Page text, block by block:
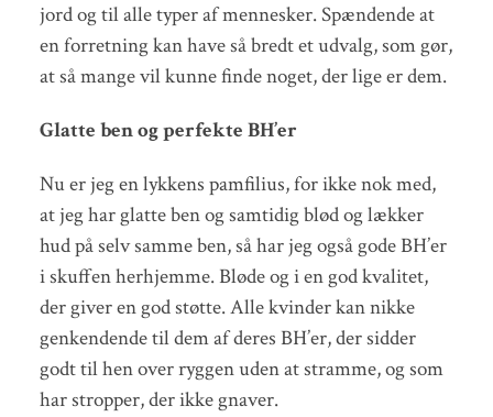
jord og til alle typer af mennesker. Spændende at
en forretning kan have så bredt et udvalg, som gør,
at så mange vil kunne finde noget, der lige er dem.
Glatte ben og perfekte BH’er
Nu er jeg en lykkens pamfilius, for ikke nok med,
at jeg har glatte ben og samtidig blød og lækker
hud på selv samme ben, så har jeg også gode BH’er
i skuffen herhjemme. Bløde og i en god kvalitet,
der giver en god støtte. Alle kvinder kan nikke
genkendende til dem af deres BH’er, der sidder
godt til hen over ryggen uden at stramme, og som
har stropper, der ikke gnaver.